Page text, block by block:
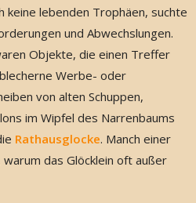
keine lebenden Trophäen, suchte
und Abwechslungen.
Objekte, die einen Treffer
Werbe- oder
von alten Schuppen,
im Wipfel des Narrenbaums
Rathausglocke. Manch einer
das Glöcklein oft außer